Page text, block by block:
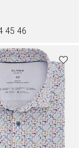
45 46